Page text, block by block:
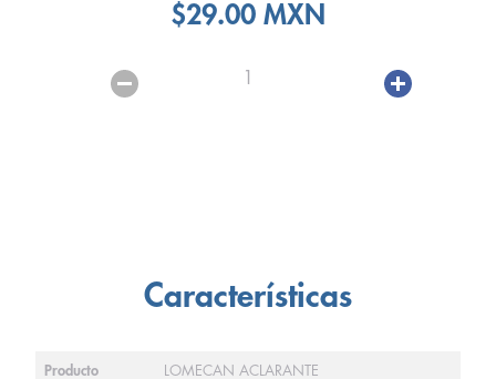
$29.00 MXN
1
Características
Producto LOMECAN ACLARANTE